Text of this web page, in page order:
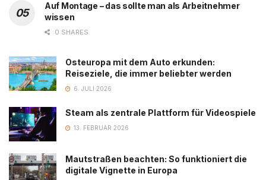
Auf Montage – das sollte man als Arbeitnehmer
wissen
0 SHARES
Osteuropa mit dem Auto erkunden:
Reiseziele, die immer beliebter werden
6. JULI 2026
Steam als zentrale Plattform für Videospiele
13. FEBRUAR 2026
Mautstraßen beachten: So funktioniert die
digitale Vignette in Europa